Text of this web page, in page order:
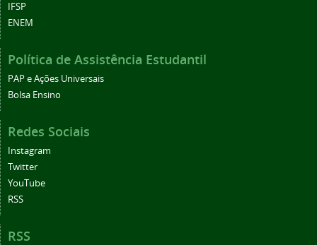
IFSP
ENEM
Política de Assistência Estudantil
PAP e Ações Universais
Bolsa Ensino
Redes Sociais
Instagram
Twitter
YouTube
RSS
RSS